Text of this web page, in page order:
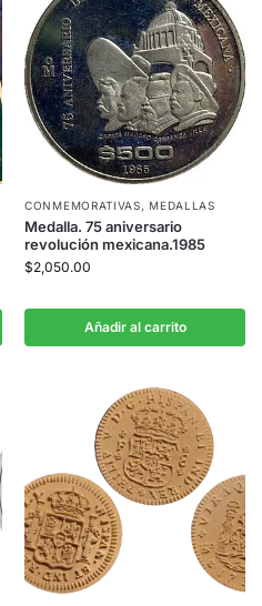
CONMEMORATIVAS,MEDALLAS
Medalla. 75 aniversario
revolución mexicana.1985
$2,050.00
Añadir al carrito